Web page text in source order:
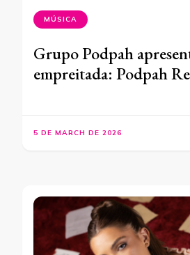
MÚSICA
Grupo Podpah
empreitada: Podpah
5 DE MARCH DE 2026